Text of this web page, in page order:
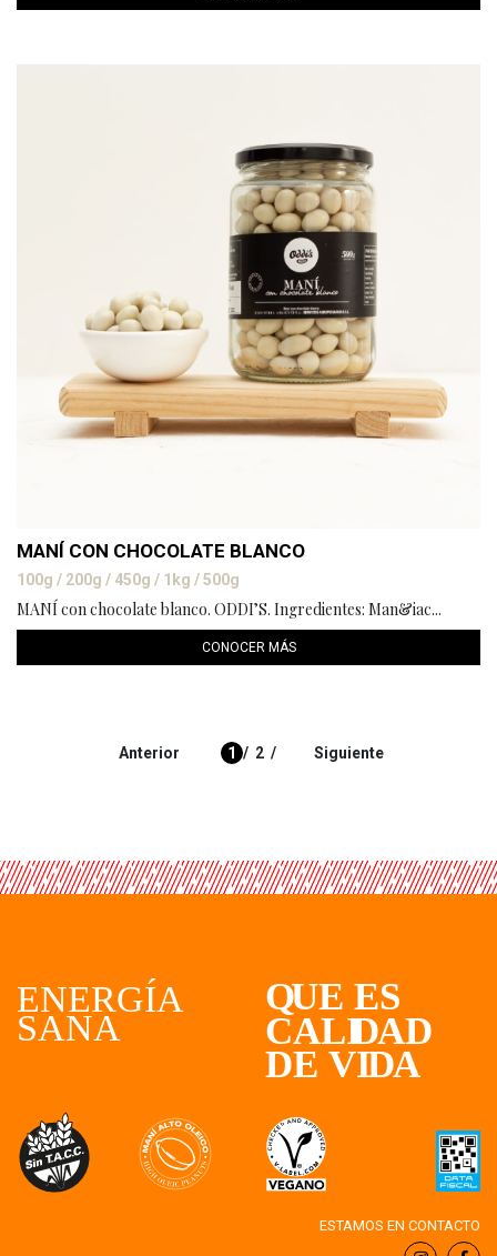
MANÍ CON CHOCOLATE BLANCO
100g / 200g / 450g / 1kg / 500g
MANÍ con chocolate blanco. ODDI’S. Ingredientes: Man&iac...
CONOCER MÁS
Anterior 1 / 2 / Siguiente
ESTAMOS EN CONTACTO